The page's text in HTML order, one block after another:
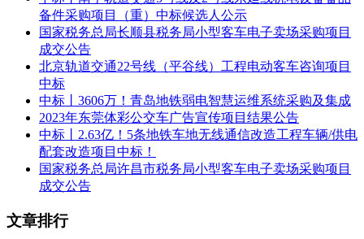
DK002+239.668，桥梁全长2041.089m，跨越多条河道、乡村
道路等）；铺轨工程；通信工程、信号工程、信息工程、电力
工程；建筑、装饰、机电工程及相关工程；其他运营生产设备
及建筑物工程；大型临时设施和过渡工程。
（2）大南海站与揭惠铁路同步实施工程（接轨站改造及
DK0+000~DK0+198.58）。
上述工程范围内全部工程施工，具体包括改移道路、改沟改
渠、三电及管线迁改、工程施工、竣工验收及缺陷责任期保修
等服务内容。
中铁十二局集团第三工程有限公司
备件采购项目（重）中标候选人公示
国家税务总局长顺县税务局小型客车电子卖场采购项目
成交公告
北京轨道交通22号线（平谷线）工程电动客车咨询项目
中标
中标丨3606万！青岛地铁弱电智慧运维系统采购及集成
2023年东莞体彩公交车广告宣传项目结果公告
中标丨2.63亿！5条地铁车地无线通信改造工程车辆/供电
配套改造项目中标！
国家税务总局许昌市税务局小型客车电子卖场采购项目
成交公告
文章排行